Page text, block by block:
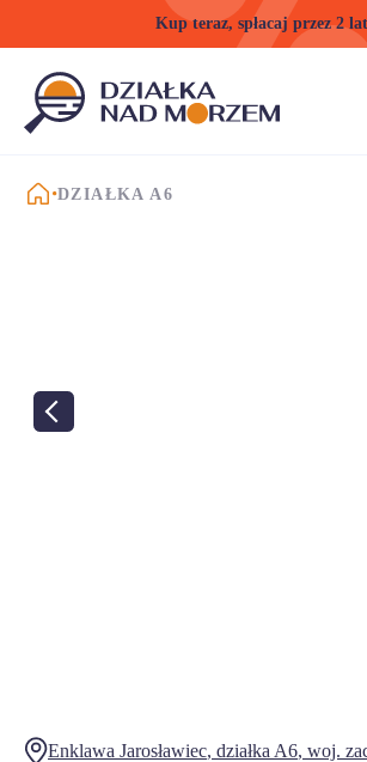
Kup teraz, spłacaj przez 2
STRONA GŁÓWNA
DZIAŁKA A6
Enklawa Jarosławiec, działka A6, woj.